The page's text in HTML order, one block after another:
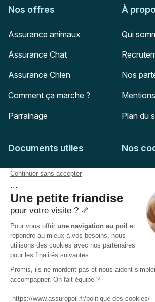
Nos offres
Assurance animaux
Assurance Chat
Assurance Chien
Comment ça marche ?
Parrainage
À
Qui
Nos
Plan du
Documents utiles
Feuille de soins
Conditions générales
Politique de confidentialité
Politique des Cookies
Accessibilité :
Partiellement conforme
Nos
51-55
94767
Pas
Mail :
Tel :
01